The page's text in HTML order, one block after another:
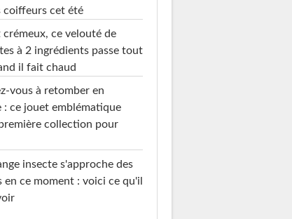
coiffeurs cet été
crémeux, ce velouté de
à 2 ingrédients passe tout
il fait chaud
vous à retomber en
: ce jouet emblématique
collection pour
insecte s'approche des
en ce moment : voici ce qu'il